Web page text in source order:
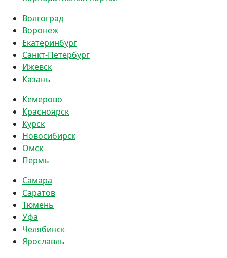
Волгоград
Воронеж
Екатеринбург
Санкт-Петербург
Ижевск
Казань
Кемерово
Красноярск
Курск
Новосибирск
Омск
Пермь
Самара
Саратов
Тюмень
Уфа
Челябинск
Ярославль